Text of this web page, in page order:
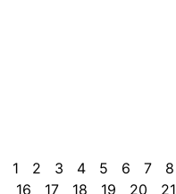
1 2 3 4 5 6 7 8
16
17 18 19 20 21